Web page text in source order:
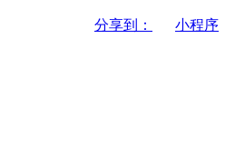
分享到：
小程序